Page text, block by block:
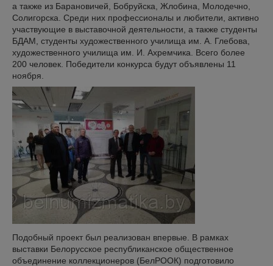
а также из Барановичей, Бобруйска, Жлобина, Молодечно,
Солигорска. Среди них профессионалы и любители, активно
участвующие в выставочной деятельности, а также студенты
БДАМ, студенты художественного училища им. А. Глебова,
художественного училища им. И. Ахремчика. Всего более
200 человек. Победители конкурса будут объявлены 11
ноября.
Подобный проект был реализован впервые. В рамках
выставки Белорусское республиканское общественное
объединение коллекционеров (БелРООК) подготовило